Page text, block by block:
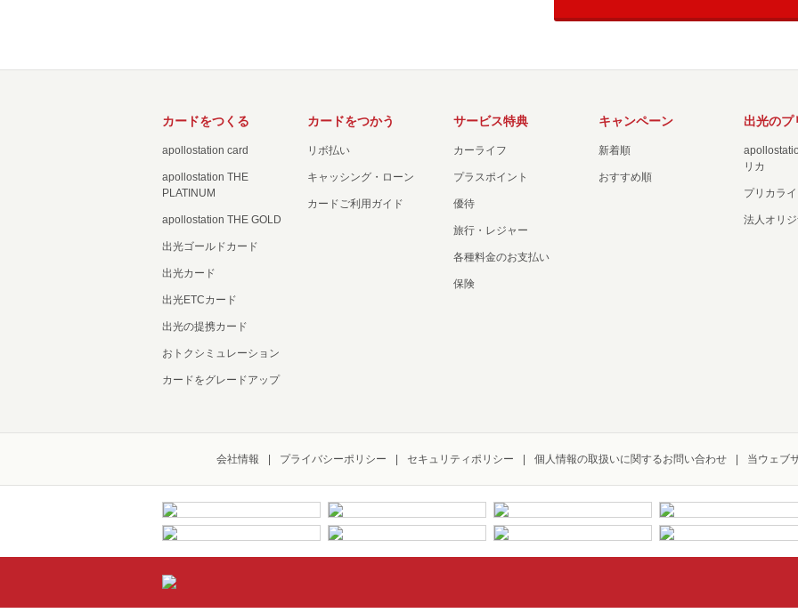
カードをつくる
apollostation card
apollostation THE
PLATINUM
apollostation THE GOLD
出光ゴールドカード
出光カード
出光ETCカード
出光の提携カード
おトクシミュレーション
カードをグレードアップ
カードをつかう
リボ払い
キャッシング・ローン
カードご利用ガイド
サービス特典
カーライフ
プラスポイント
優待
旅行・レジャー
各種料金のお支払い
保険
キャンペーン
新着順
おすすめ順
出光のプ
リカ
プリカラ
法人オリ
会社情報 プライバシーポリシー セキュリティポリシー 個人情報の取扱いに関するお問い合わせ 当ウェブ